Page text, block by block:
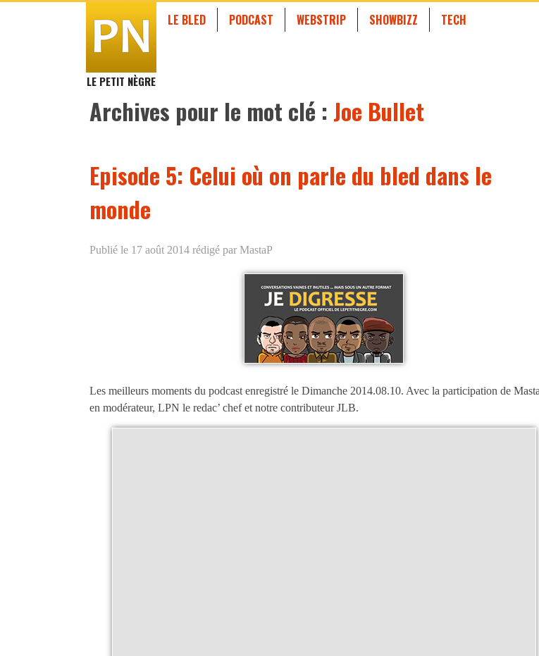
LE PETIT NÈGRE
LE BLED PODCAST WEBSTRIP SHOWBIZZ TECH
Archives pour le mot clé : Joe Bullet
Episode 5: Celui où on parle du bled dans le
monde
Publié le 17 août 2014 rédigé par MastaP
Les meilleurs moments du podcast enregistré le Dimanche 2014.08.10. Avec la participation de
en modérateur, LPN le redac’ chef et notre contributeur JLB.